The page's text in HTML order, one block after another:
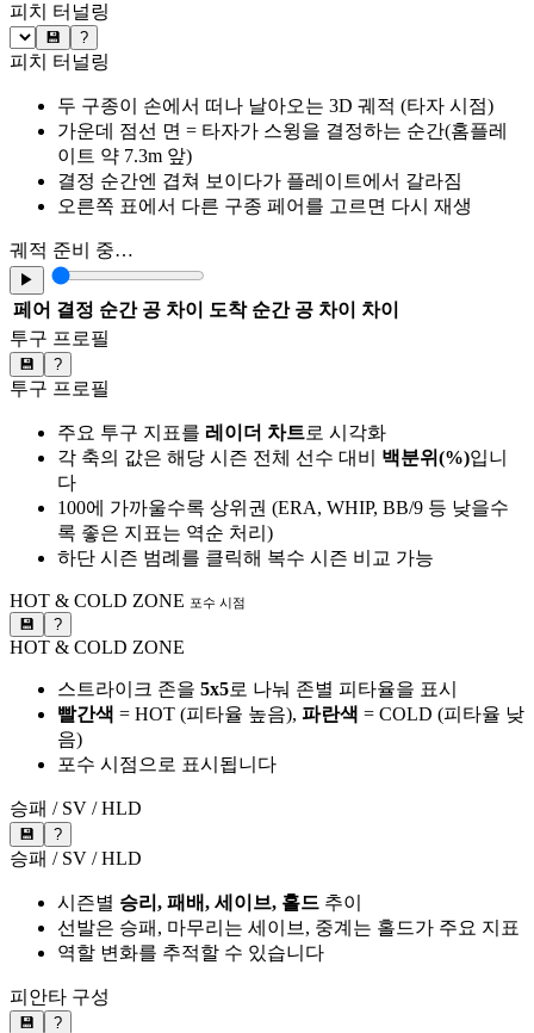
피치 터널링
💾 ?
피치 터널링
두 구종이 손에서 떠나 날아오는 3D 궤적 (타자 시점)
가운데 점선 면 = 타자가 스윙을 결정하는 순간(홈플레
이트 약 7.3m 앞)
결정 순간엔 겹쳐 보이다가 플레이트에서 갈라짐
오른쪽 표에서 다른 구종 페어를 고르면 다시 재생
궤적 준비 중…
▶
페어 결정 순간 공 차이 도착 순간 공 차이
차이
투구 프로필
💾 ?
투구 프로필
주요 투구 지표를 레이더 차트로 시각화
각 축의 값은 해당 시즌 전체 선수 대비 백분위(%)입니
다
100에 가까울수록 상위권 (ERA, WHIP, BB/9 등 낮을수
록 좋은 지표는 역순 처리)
하단 시즌 범례를 클릭해 복수 시즌 비교 가능
HOT & COLD ZONE 포수 시점
💾 ?
HOT & COLD ZONE
스트라이크 존을 5x5로 나눠 존별 피타율을 표시
빨간색 = HOT (피타율 높음), 파란색 = COLD (피타율 낮
음)
포수 시점으로 표시됩니다
승패 / SV / HLD
💾 ?
승패 / SV / HLD
시즌별 승리, 패배, 세이브, 홀드 추이
선발은 승패, 마무리는 세이브, 중계는 홀드가 주요 지표
역할 변화를 추적할 수 있습니다
피안타 구성
💾 ?